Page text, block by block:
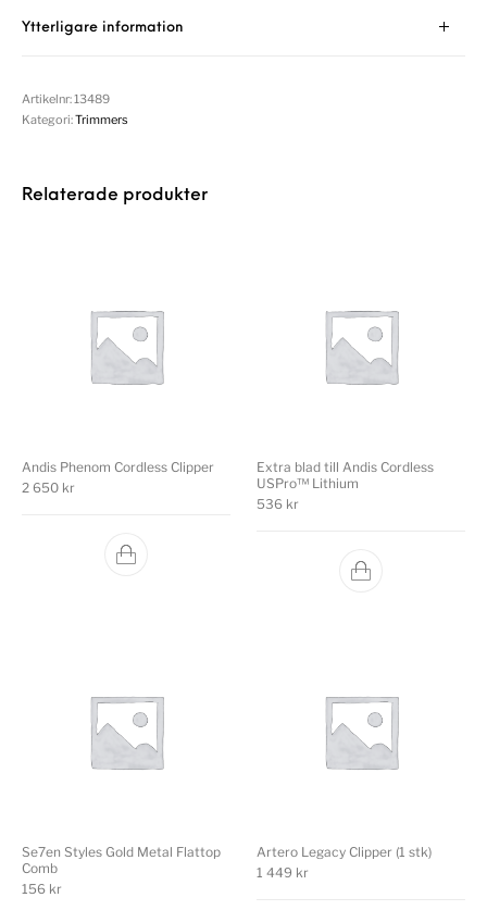
Ytterligare information
Artikelnr:13489
Kategori:Trimmers
Relaterade produkter
Andis Phenom Cordless Clipper
2 650 kr
Extra blad till Andis Cordless
USPro™ Lithium
536 kr
Se7en Styles Gold Metal Flattop
Comb
156 kr
Artero Legacy Clipper (1 stk)
1 449 kr